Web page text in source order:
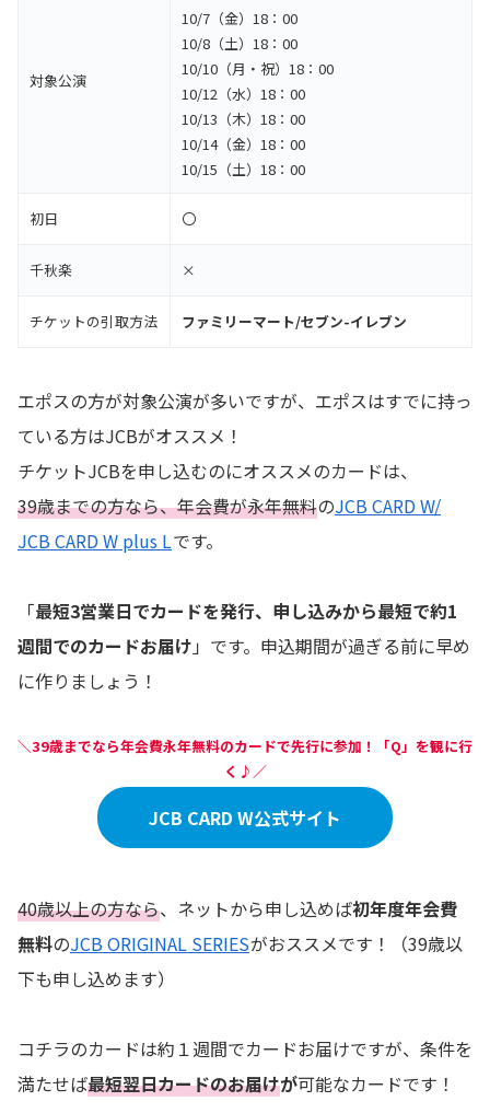
対象公演
10/7（金）18：00
10/8（土）18：00
10/10（月・祝）18：00
10/12（水）18：00
10/13（木）18：00
10/14（金）18：00
10/15（土）18：00
初日 〇
千秋楽 ×
チケットの引取方法 ファミリーマート/セブン-イレブン
エポスの方が対象公演が多いですが、エポスはすでに持っ
ている方はJCBがオススメ！
チケットJCBを申し込むのにオススメのカードは、
39歳までの方なら、年会費が永年無料のJCB CARD W/
JCB CARD W plus Lです。
「最短3営業日でカードを発行、申し込みから最短で約1
週間でのカードお届け 」です。申込期間が過ぎる前に早め
に作りましょう！
＼39歳までなら年会費永年無料のカードで先行に参加！「Q」を観に行
く♪／
JCB CARD W公式サイト
40歳以上の方なら、ネットから申し込めば初年度年会費
無料のJCB ORIGINAL SERIESがおススメです！（39歳以
下も申し込めます）
コチラのカードは約１週間でカードお届けですが、条件を
満たせば最短翌日カードのお届けが可能なカードです！